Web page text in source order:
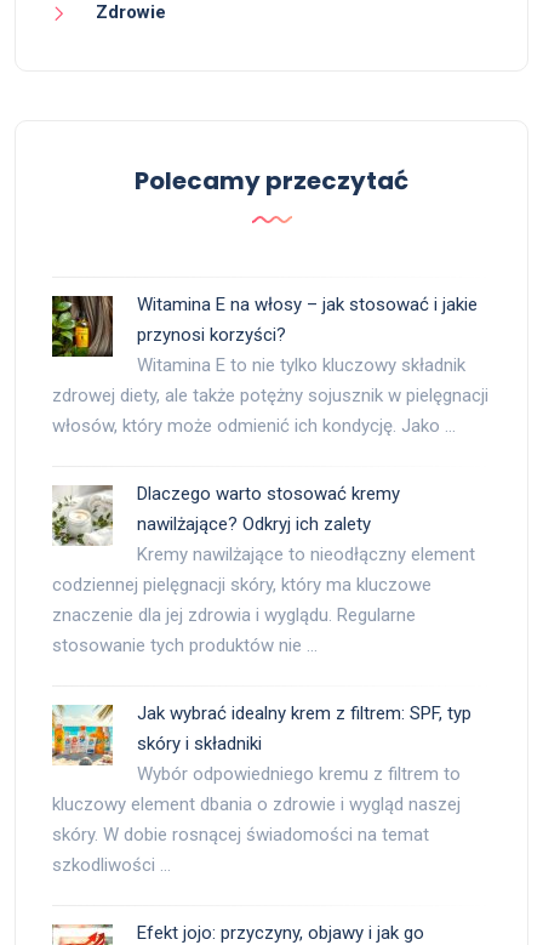
Zdrowie
Polecamy przeczytać
Witamina E na włosy – jak stosować i jakie
przynosi korzyści?
Witamina E to nie tylko kluczowy składnik
zdrowej diety, ale także potężny sojusznik w pielęgnacji
włosów, który może odmienić ich kondycję. Jako …
Dlaczego warto stosować kremy
nawilżające? Odkryj ich zalety
Kremy nawilżające to nieodłączny element
codziennej pielęgnacji skóry, który ma kluczowe
znaczenie dla jej zdrowia i wyglądu. Regularne
stosowanie tych produktów nie …
Jak wybrać idealny krem z filtrem: SPF, typ
skóry i składniki
Wybór odpowiedniego kremu z filtrem to
kluczowy element dbania o zdrowie i wygląd naszej
skóry. W dobie rosnącej świadomości na temat
szkodliwości …
Efekt jojo: przyczyny, objawy i jak go